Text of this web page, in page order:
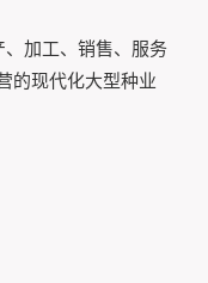
加工、销售、服务
的现代化大型种业